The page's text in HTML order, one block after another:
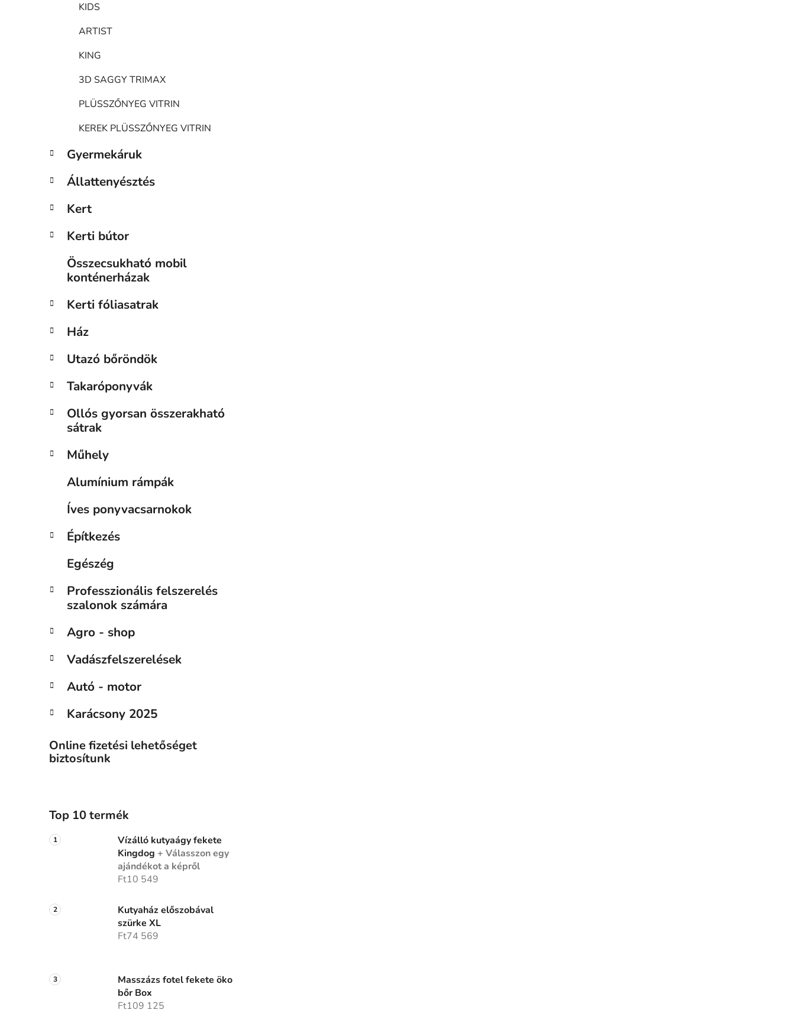
KIDS
ARTIST
KING
3D SAGGY TRIMAX
PLÜSSZŐNYEG VITRIN
KEREK PLÜSSZŐNYEG VITRIN
Gyermekáruk
Állattenyésztés
Kert
Kerti bútor
Összecsukható mobil
konténerházak
Kerti fóliasatrak
Ház
Utazó bőröndök
Takaróponyvák
Ollós gyorsan összerakható
sátrak
Műhely
Alumínium rámpák
Íves ponyvacsarnokok
Építkezés
Egészég
Professzionális felszerelés
szalonok számára
Agro - shop
Vadászfelszerelések
Autó - motor
Karácsony 2025
Online fizetési lehetőséget
biztosítunk
Top 10 termék
Vízálló kutyaágy fekete
Kingdog + Válasszon egy
ajándékot a képről
Ft10 549
Kutyaház előszobával
szürke XL
Ft74 569
Masszázs fotel fekete öko
bőr Box
Ft109 125